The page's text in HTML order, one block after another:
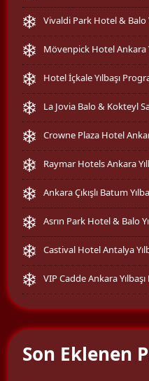
Vivaldi Park Hotel & Balo
Mövenpick Hotel Ankara
Hotel İçkale Yılbaşı
La Jovia Balo & Kokteyl
Crowne Plaza Hotel
Raymar Hotels Ankara
Ankara Çıkışlı Batum
Asrın Park Hotel & Balo
Castival Hotel Antalya
VIP Cadde Ankara
Son Eklenen